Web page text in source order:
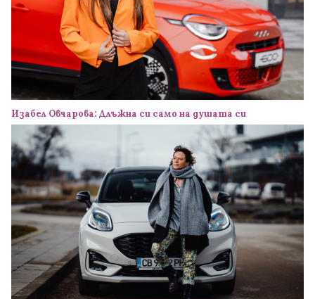
Изабел Овчарова: Длъжна си само на душата си